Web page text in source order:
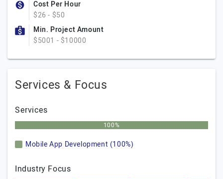
Cost Per Hour
$26 - $50
Min. Project Amount
$5001 - $10000
Services & Focus
Services
100%
Mobile App Development (100%)
Industry Focus